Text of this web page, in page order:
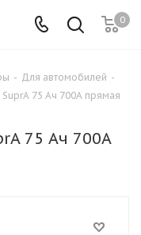
0
- Для автомобилей -
75 Ач 700А прямая
75 Ач 700А